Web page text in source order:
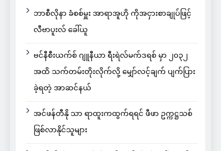
ဘာစီလိုနာ ခံစစ်မှူး အာရာအူဟို ကိုအငှားစာချုပ်ဖြင့်
လီဗာပူးလ် ခေါ်ယူ
ဗင်နီစီးယက်စ် ဂျူနီယာ ရီးရဲလ်မက်ဒရစ် မှာ ၂၀၃၂
အထိ သက်တမ်းတိုးလိုက်လို့ မျှော်လင့်ချက် ပျက်ပြား
ခဲ့ရတဲ့ အာဆင်နယ်
အင်ဖန်တီနို သာ ရာထူးကထွက်ရရင် ဖီဖာ ဥက္ကဋ္ဌသစ်
ဖြစ်လာနိုင်သူများ